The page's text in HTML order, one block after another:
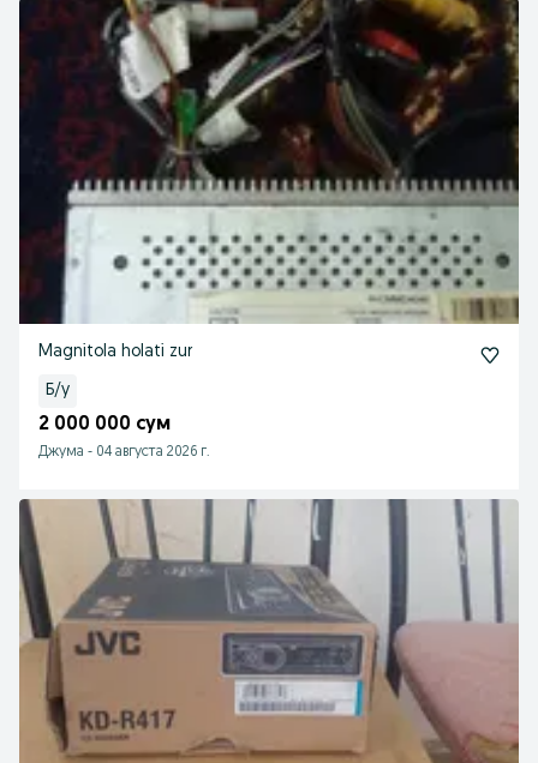
Magnitola holati zur
Б/у
2 000 000 сум
Джума - 04 августа 2026 г.